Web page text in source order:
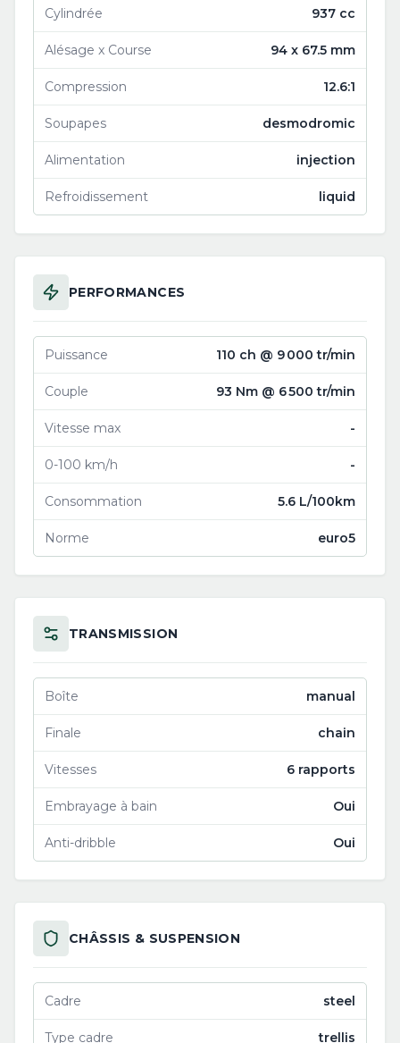
Cylindrée 937 cc
Alésage x Course 94 x 67.5 mm
Compression 12.6:1
Soupapes desmodromic
Alimentation injection
Refroidissement liquid
PERFORMANCES
Puissance 110 ch @ 9 000 tr/min
Couple 93 Nm @ 6 500 tr/min
Vitesse max -
0-100 km/h -
Consommation 5.6 L/100km
Norme euro5
TRANSMISSION
Boîte manual
Finale chain
Vitesses 6 rapports
Embrayage à bain Oui
Anti-dribble Oui
CHÂSSIS & SUSPENSION
Cadre steel
Type cadre trellis